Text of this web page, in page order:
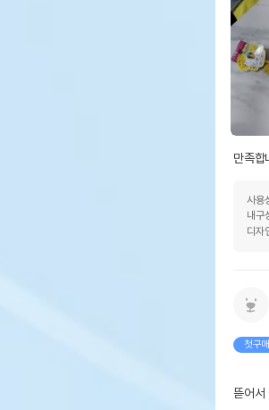
만족합
사용
내구
디자
첫구매
뜯어서